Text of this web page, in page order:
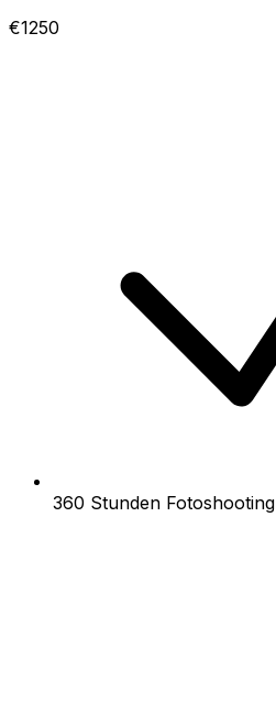
€1250
360 Stunden Fotoshooting